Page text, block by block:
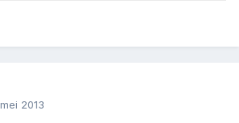
2013